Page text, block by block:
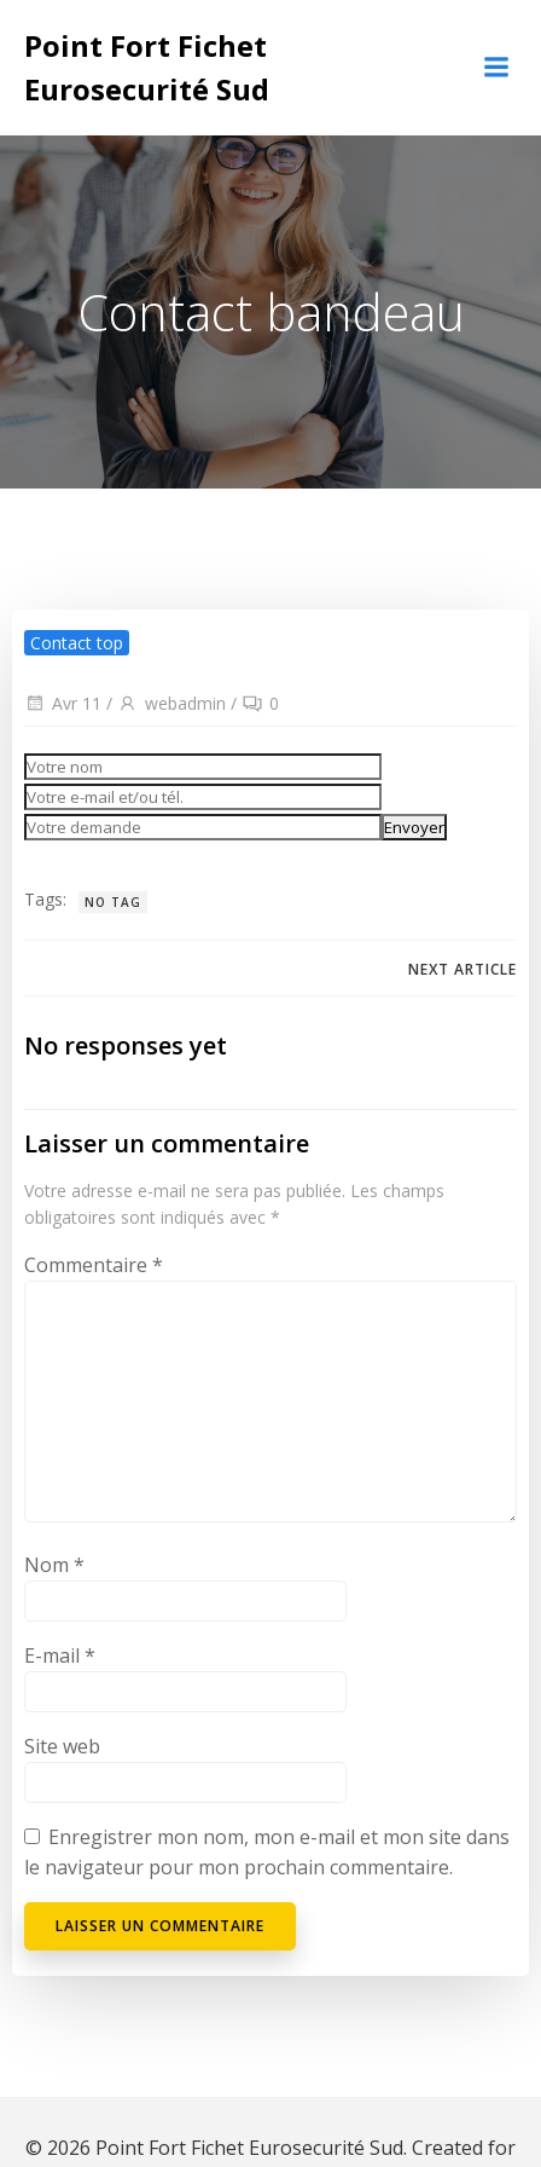
Point Fort Fichet
Eurosecurité Sud
Contact bandeau
Contact top
Avr 11 / webadmin / 0
Tags: NO TAG
Navigation
NEXT ARTICLE
No responses yet
Laisser un commentaire
Votre adresse e-mail ne sera pas publiée. Les champs
obligatoires sont indiqués avec *
Commentaire *
Nom *
E-mail *
Site web
Enregistrer mon nom, mon e-mail et mon site dans
le navigateur pour mon prochain commentaire.
© 2026 Point Fort Fichet Eurosecurité Sud. Created for